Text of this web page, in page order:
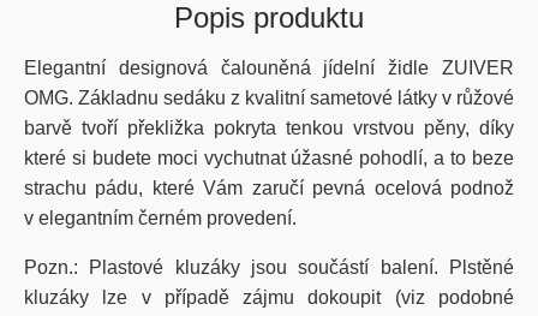
Popis produktu
Elegantní designová čalouněná jídelní židle ZUIVER
OMG. Základnu sedáku z kvalitní sametové látky v růžové
barvě tvoří překližka pokryta tenkou vrstvou pěny, díky
které si budete moci vychutnat úžasné pohodlí, a to beze
strachu pádu, které Vám zaručí pevná ocelová podnož
v elegantním černém provedení.
Pozn.: Plastové kluzáky jsou součástí balení. Plstěné
kluzáky lze v případě zájmu dokoupit (viz podobné